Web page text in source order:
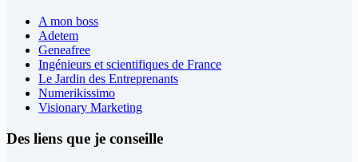
A mon boss
Adetem
Geneafree
Ingénieurs et scientifiques de France
Le Jardin des Entreprenants
Numerikissimo
Visionary Marketing
Des liens que je conseille